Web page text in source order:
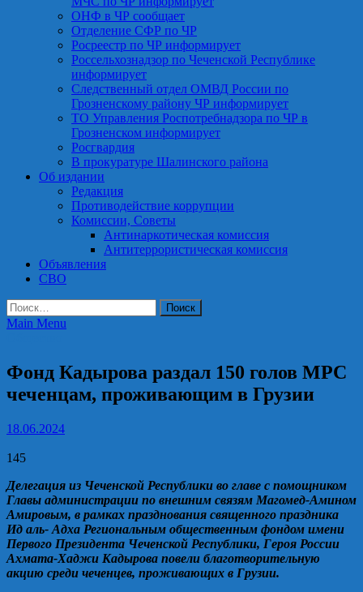
ОНФ в ЧР сообщает
Отделение СФР по ЧР
Росреестр по ЧР информирует
Россельхознадзор по Чеченской Республике
информирует
Следственный отдел ОМВД России по
Грозненскому району ЧР информирует
ТО Управления Роспотребнадзора по ЧР в
Грозненском информирует
Росгвардия
В прокуратуре Шалинского района
Об издании
Редакция
Противодействие коррупции
Комиссии, Советы
Антинаркотическая комиссия
Антитеррористическая комиссия
Объявления
СВО
Найти:
Main Menu
Фонд Кадырова раздал 150 голов МРС
чеченцам, проживающим в Грузии
18.06.2024
145
Делегация из Чеченской Республики во главе с помощником
Главы администрации по внешним связям Магомед-Амином
Амировым, в рамках празднования священного праздника
Ид аль- Адха Региональным общественным фондом имени
Первого Президента Чеченской Республики, Героя России
Ахмата-Хаджи Кадырова повели благотворительную
акцию среди чеченцев, проживающих в Грузии.